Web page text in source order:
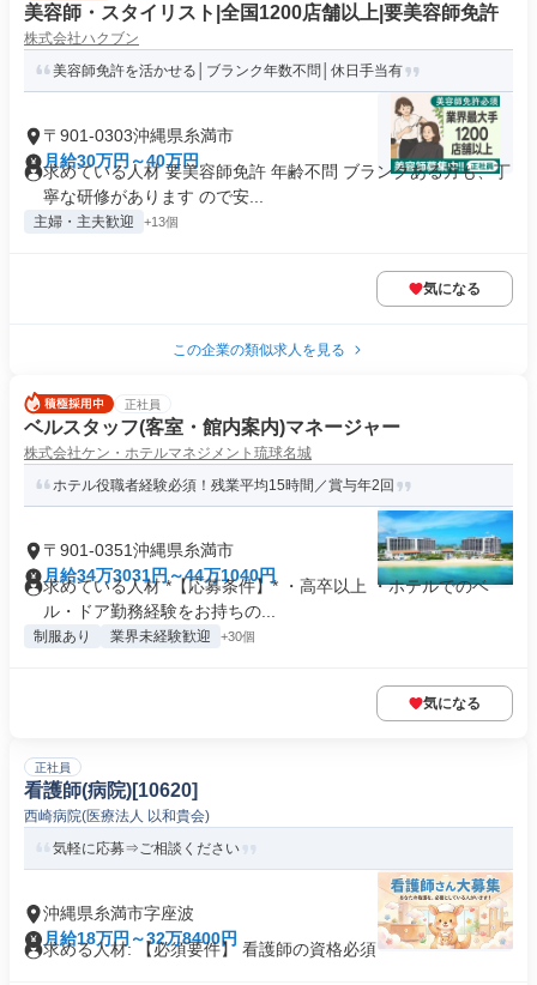
美容師・スタイリスト|全国1200店舗以上|要美容師免許
株式会社ハクブン
美容師免許を活かせる│ブランク年数不問│休日手当有
〒901-0303沖縄県糸満市
月給30万円～40万円
求めている人材 要美容師免許 年齢不問 ブランクある方も、丁
寧な研修があります ので安...
主婦・主夫歓迎 +13個
気になる
この企業の類似求人を見る
正社員
ベルスタッフ(客室・館内案内)マネージャー
株式会社ケン・ホテルマネジメント琉球名城
ホテル役職者経験必須！残業平均15時間／賞与年2回
〒901-0351沖縄県糸満市
月給34万3031円～44万1040円
求めている人材 *【応募条件】* ・高卒以上 ・ホテルでのベ
ル・ドア勤務経験をお持ちの...
制服あり 業界未経験歓迎 +30個
気になる
正社員
看護師(病院)[10620]
西崎病院(医療法人 以和貴会)
気軽に応募⇒ご相談ください
沖縄県糸満市字座波
月給18万円～32万8400円
求める人材: 【必須要件】 看護師の資格必須